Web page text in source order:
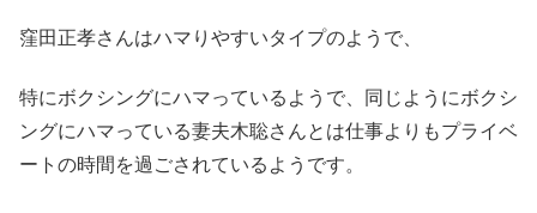
窪田正孝さんはハマりやすいタイプのようで、
特にボクシングにハマっているようで、同じようにボクシ
ングにハマっている妻夫木聡さんとは仕事よりもプライベ
ートの時間を過ごされているようです。